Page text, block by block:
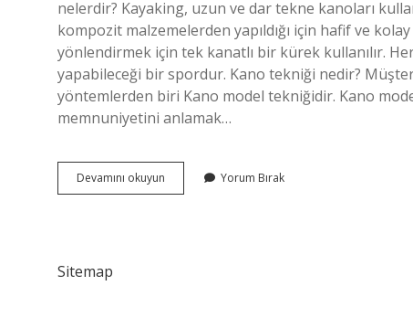
nelerdir? Kayaking, uzun ve dar tekne kanoları
kompozit malzemelerden yapıldığı için hafif ve
yönlendirmek için tek kanatlı bir kürek kullanılır.
yapabileceği bir spordur. Kano tekniği nedir?
yöntemlerden biri Kano model tekniğidir. Kano
memnuniyetini anlamak…
Devamını okuyun
Nedir
Yorum Bırak
Sitemap